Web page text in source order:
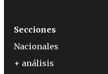
Secciones
Nacionales
+ análisis